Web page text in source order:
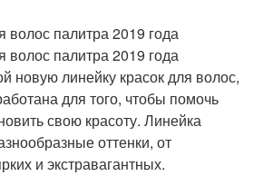
волос палитра 2019 года
волос палитра 2019 года
новую линейку красок для волос,
для того, чтобы помочь
свою красоту. Линейка
оттенки, от
и экстравагантных.